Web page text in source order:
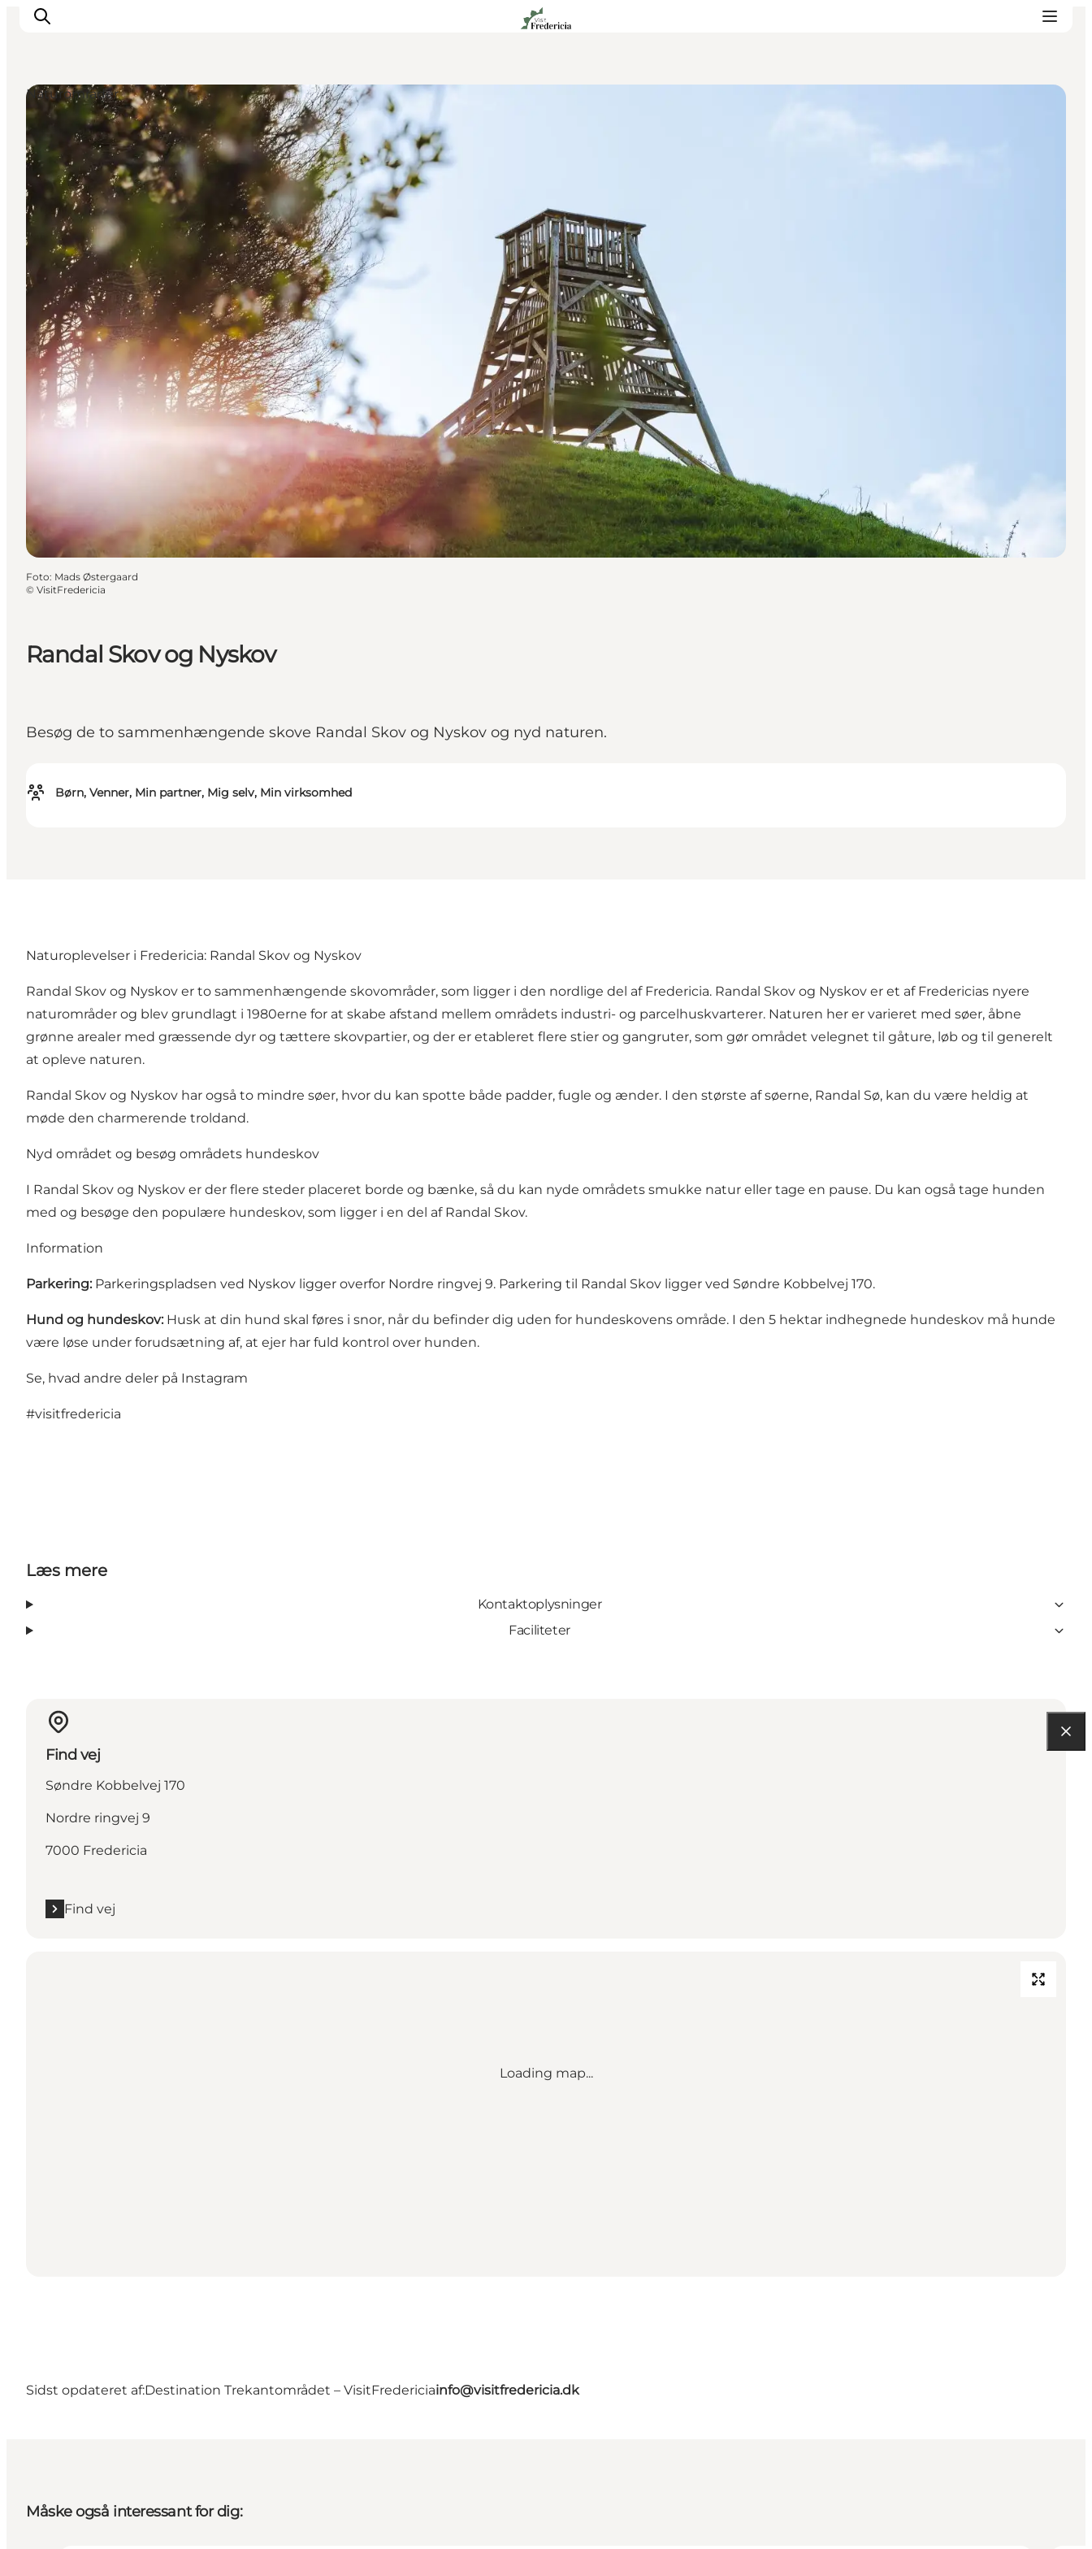
Det sker
Oplevelser
Spisesteder
Overnatning
Planlæg din tur
Book guidet tur
Randal Skov og Nyskov
Besøg de to sammenhængende skove Randal Skov og Nyskov og nyd naturen.
Børn, Venner, Min partner, Mig selv, Min virksomhed
Naturområder
Foto: Mads Østergaard
© VisitFredericia
Naturoplevelser i Fredericia: Randal Skov og Nyskov
Randal Skov og Nyskov er to sammenhængende skovområder, som ligger i den nordlige del af Fredericia. Randal Skov og Nyskov er et af Fredericias nyere
naturområder og blev grundlagt i 1980erne for at skabe afstand mellem områdets industri- og parcelhuskvarterer. Naturen her er varieret med søer, åbne
grønne arealer med græssende dyr og tættere skovpartier, og der er etableret flere stier og gang­ruter, som gør området velegnet til gåture, løb og til generelt
at opleve naturen.
Randal Skov og Nyskov har også to mindre søer, hvor du kan spotte både padder, fugle og ænder. I den største af søerne, Randal Sø, kan du være heldig at
møde den charmerende troldand.
Nyd området og besøg områdets hundeskov
I Randal Skov og Nyskov er der flere steder placeret borde og bænke, så du kan nyde områdets smukke natur eller tage en pause. Du kan også tage hunden
med og besøge den populære hundeskov, som ligger i en del af Randal Skov.
Information
Parkering: Parkeringspladsen ved Nyskov ligger overfor Nordre ringvej 9. Parkering til Randal Skov ligger ved Søndre Kobbelvej 170.
Hund og hundeskov: Husk at din hund skal føres i snor, når du befinder dig uden for hundeskovens område. I den 5 hektar indhegnede hundeskov må hunde
være løse under forudsætning af, at ejer har fuld kontrol over hunden.
Se, hvad andre deler på Instagram
#visitfredericia
Læs mere
Kontaktoplysninger
Faciliteter
Find vej
Søndre Kobbelvej 170
Nordre ringvej 9
7000 Fredericia
Find vej
Loading map...
Sidst opdateret af:Destination Trekantområdet – VisitFredericiainfo@visitfredericia.dk
Måske også interessant for dig: